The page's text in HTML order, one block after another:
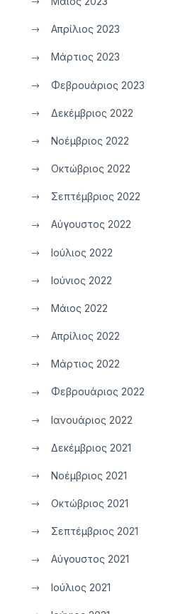
Απρίλιος 2023
Μάρτιος 2023
Φεβρουάριος 2023
Δεκέμβριος 2022
Νοέμβριος 2022
Οκτώβριος 2022
Σεπτέμβριος 2022
Αύγουστος 2022
Ιούλιος 2022
Ιούνιος 2022
Μάιος 2022
Απρίλιος 2022
Μάρτιος 2022
Φεβρουάριος 2022
Ιανουάριος 2022
Δεκέμβριος 2021
Νοέμβριος 2021
Οκτώβριος 2021
Σεπτέμβριος 2021
Αύγουστος 2021
Ιούλιος 2021